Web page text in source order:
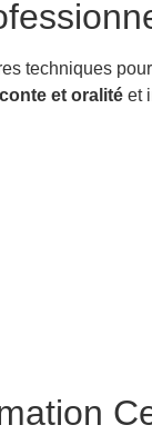
techniques
et oralité et